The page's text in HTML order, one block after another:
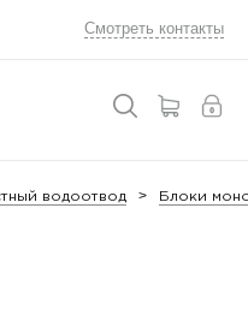
Смотреть контакты
водоотвод Блоки